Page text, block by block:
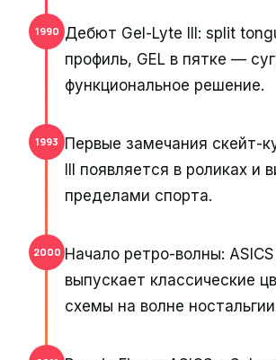
1990 Дебют Gel-Lyte III: split
профиль, GEL в пятке —
функциональное решение.
1993 Первые замечания скейт-
III появляется в роликах и
пределами спорта.
2000 Начало ретро-волны:
выпускает классические
схемы на волне